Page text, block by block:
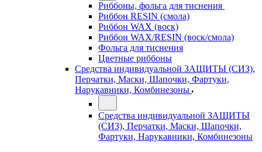
Риббоны, фольга для тиснения
Риббон RESIN (смола)
Риббон WAX (воск)
Риббон WAX/RESIN (воск/смола)
Фольга для тиснения
Цветные риббоны
Средства индивидуальной ЗАЩИТЫ (СИЗ),
Перчатки, Маски, Шапочки, Фартуки,
Нарукавники, Комбинезоны
Средства индивидуальной ЗАЩИТЫ
(СИЗ), Перчатки, Маски, Шапочки,
Фартуки, Нарукавники, Комбинезоны